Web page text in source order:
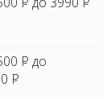
P до
P